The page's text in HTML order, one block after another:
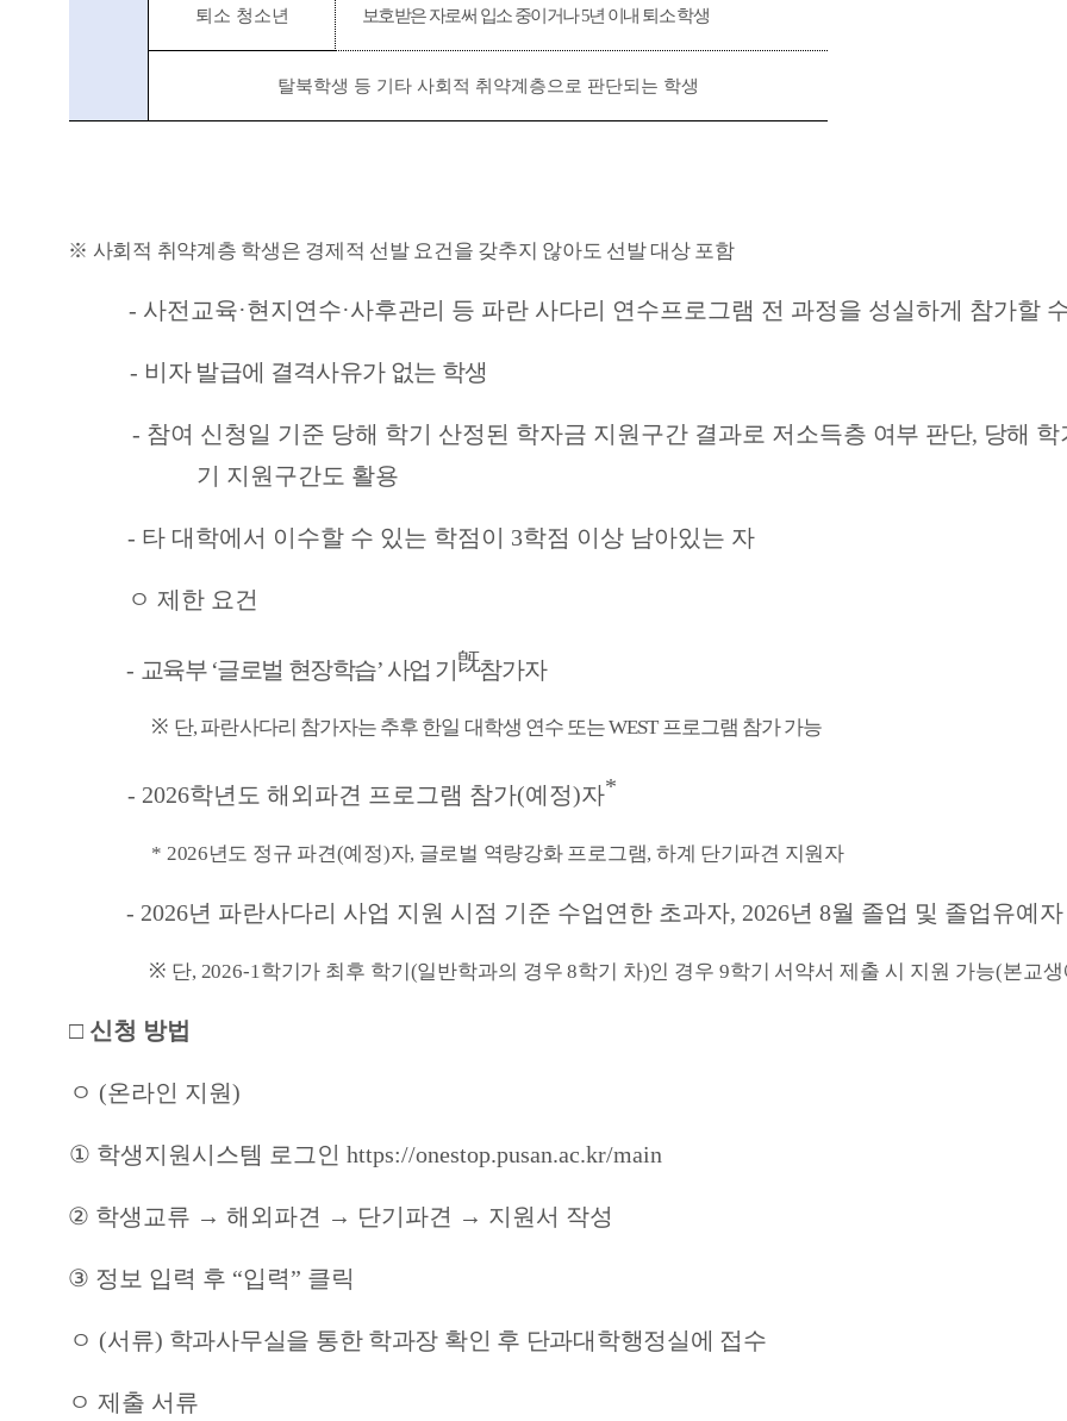
퇴소 청소년
보호받은 자로써 입소 중이거나5년 이내 퇴소 학생
탈북학생 등 기타 사회적 취약계층으로 판단되는 학생
※ 사회적 취약계층 학생은 경제적 선발 요건을 갖추지 않아도 선발 대상 포함
- 사전교육·현지연수·사후관리 등 파란 사다리 연수프로그램 전 과정을 성실하게 참가할
- 비자 발급에 결격사유가 없는 학생
- 참여 신청일 기준 당해 학기 산정된 학자금 지원구간 결과로 저소득층 여부 판단, 당해 학
기 지원구간도 활용
- 타 대학에서 이수할 수 있는 학점이 3학점 이상 남아있는 자
ㅇ 제한 요건
- 교육부 ‘글로벌 현장학습’ 사업 기旣참가자
※ 단, 파란사다리 참가자는 추후 한일 대학생 연수 또는WEST 프로그램 참가 가능
- 2026학년도 해외파견 프로그램 참가(예정)자*
* 2026년도 정규 파견(예정)자, 글로벌 역량강화 프로그램, 하계 단기파견 지원자
- 2026년 파란사다리 사업 지원 시점 기준 수업연한 초과자, 2026년8월 졸업 및 졸업유예자
※ 단, 2026-1학기가 최후 학기(일반학과의 경우8학기 차)인 경우 9학기 서약서 제출 시 지원 가능(본교
□ 신청 방법
ㅇ (온라인 지원)
① 학생지원시스템 로그인 https://onestop.pusan.ac.kr/main
② 학생교류 →해외파견 → 단기파견 → 지원서 작성
③ 정보 입력 후 “입력” 클릭
ㅇ (서류) 학과사무실을 통한 학과장 확인 후 단과대학행정실에 접수
ㅇ제출 서류